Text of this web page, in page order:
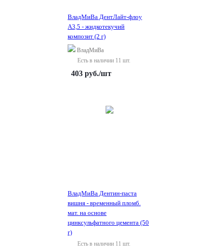
ВладМиВа ДентЛайт-флоу
A3,5 - жидкотекучий
композит (2 г)
ВладМиВа
Есть в наличии 11 шт.
403 руб./шт
ВладМиВа Дентин-паста
вишня - временный пломб.
мат. на основе
цинксульфатного цемента (50
г)
Есть в наличии 11 шт.